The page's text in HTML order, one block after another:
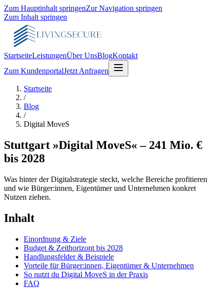
Zum Hauptinhalt springenZur Navigation springen
Zum Inhalt springen
StartseiteLeistungenÜber UnsBlogKontakt
Zum KundenportalJetzt Anfragen
Startseite
/
Blog
/
Digital MoveS
Stuttgart »Digital MoveS« – 241 Mio. €
bis 2028
Was hinter der Digitalstrategie steckt, welche Bereiche profitieren
und wie Bürger:innen, Eigentümer und Unternehmen konkret
Nutzen ziehen.
Inhalt
Einordnung & Ziele
Budget & Zeithorizont bis 2028
Handlungsfelder & Beispiele
Vorteile für Bürger:innen, Eigentümer & Unternehmen
So nutzt du Digital MoveS in der Praxis
FAQ